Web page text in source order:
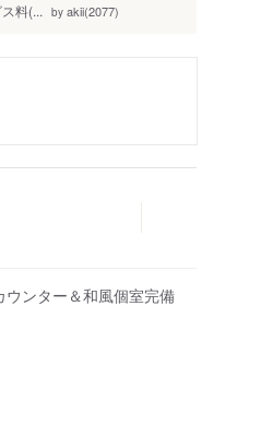
料(... by akii(2077)
ウンター＆和風個室完備